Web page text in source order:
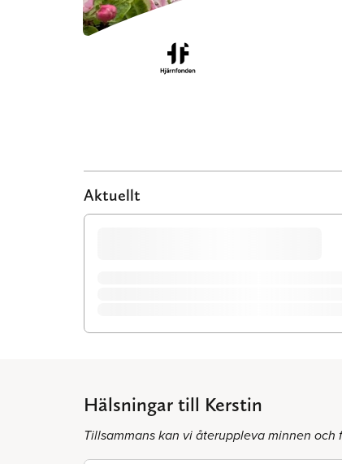
Aktuellt
Hälsningar till Kerstin
Tillsammans kan vi återuppleva minnen och